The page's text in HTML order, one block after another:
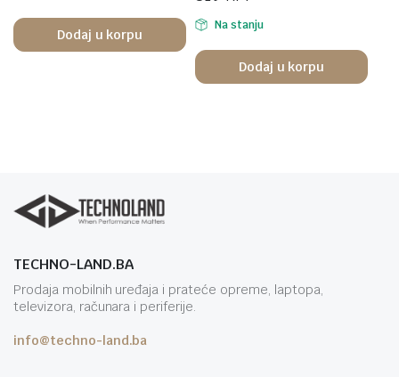
Dodaj u korpu
Na stanju
Dodaj u korpu
TECHNO-LAND.BA
Prodaja mobilnih uređaja i prateće opreme, laptopa,
televizora, računara i periferije.
info@techno-land.ba